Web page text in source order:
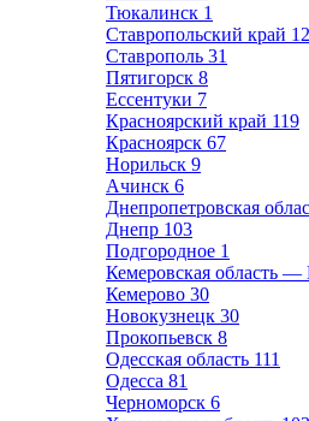
Тюкалинск 1
Ставропольский край
Ставрополь 31
Пятигорск 8
Ессентуки 7
Красноярский край 119
Красноярск 67
Норильск 9
Ачинск 6
Днепропетровская
Днепр 103
Подгородное 1
Кемеровская область —
Кемерово 30
Новокузнецк 30
Прокопьевск 8
Одесская область 111
Одесса 81
Черноморск 6